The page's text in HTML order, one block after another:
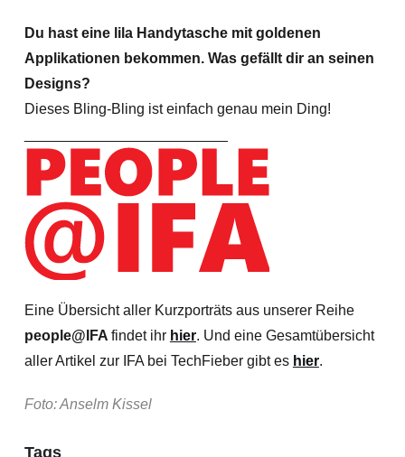
Du hast eine lila Handytasche mit goldenen
Applikationen bekommen. Was gefällt dir an seinen
Designs?
Dieses Bling-Bling ist einfach genau mein Ding!
Eine Übersicht aller Kurzporträts aus unserer Reihe
people@IFA findet ihr hier. Und eine Gesamtübersicht
aller Artikel zur IFA bei TechFieber gibt es hier.
Foto: Anselm Kissel
Tags